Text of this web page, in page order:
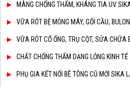
MÀNG CHỐNG THẤM, KHÁNG TIA UV
VỮA RÓT BỆ MÓNG MÁY, GỐI CẦU,
VỮA RÓT CỔ ỐNG, TRỤ CỘT, SỬA CHỮA
CHẤT CHỐNG THẤM DẠNG LỎNG KINH
PHỤ GIA KẾT NỐI BÊ TÔNG CŨ MỚI SIKA